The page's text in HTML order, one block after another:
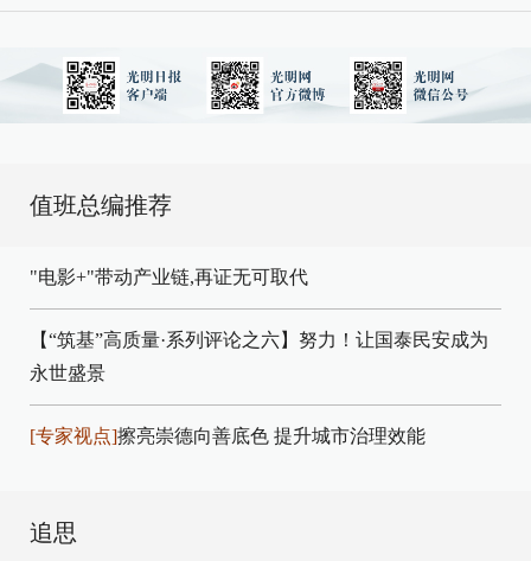
值班总编推荐
"电影+"带动产业链,再证无可取代
【“筑基”高质量·系列评论之六】努力！让国泰民安成为
永世盛景
[专家视点]擦亮崇德向善底色 提升城市治理效能
追思